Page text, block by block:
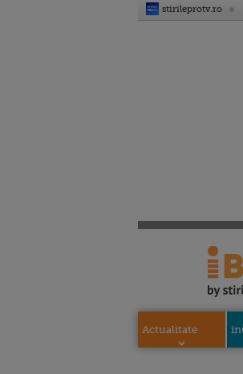
stirileprotv.ro
Actualitate